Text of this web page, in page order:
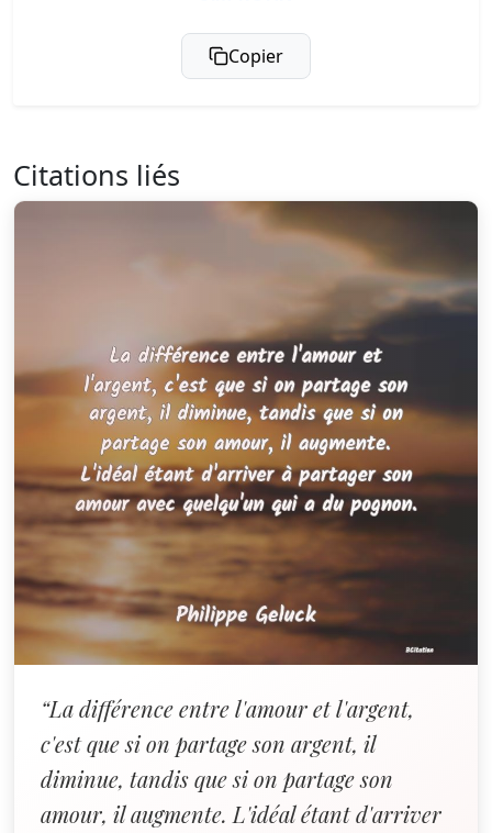
Copier
Citations liés
“La différence entre l'amour et l'argent,
c'est que si on partage son argent, il
diminue, tandis que si on partage son
amour, il augmente. L'idéal étant d'arriver